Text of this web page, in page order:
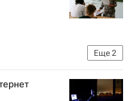
Еще2
добра"